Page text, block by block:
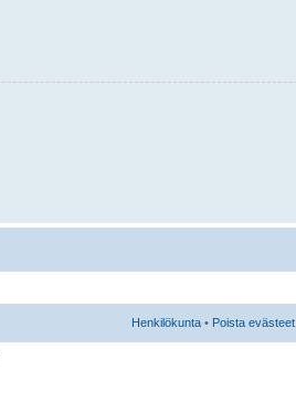
Henkilökunta • Poista evästeet